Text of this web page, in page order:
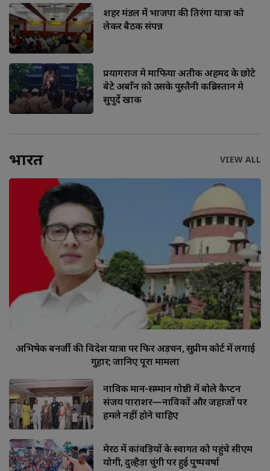
मुख्यमंत्री से गुहार
शहर मंडल में भाजपा की तिरंगा यात्रा को
लेकर बैठक संपन्न
प्रयागराज मे माफिया अतीक अहमद के छोटे
बेटे अबाँन क़ो उसके पुस्तैनी कब्रिस्तान मे
सुपुर्दे खाक
भारत VIEW ALL
अभिषेक बनर्जी की विदेश यात्रा पर फिर अड़चन, सुप्रीम कोर्ट में लगाई
गुहार; जानिए पूरा मामला
नाविक मान-सम्मान गोष्ठी में बोले कैप्टन
संजय पाराशर—नाविकों और जहाजों पर
हमले नहीं होने चाहिए
मेरठ में कांवड़ियों के स्वागत को पहुंचे सीएम
योगी, दुल्हैड़ा चुंगी पर हुई पुष्पवर्षा